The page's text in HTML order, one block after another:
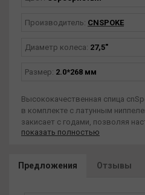
Производитель: CNSPOKE
Диаметр колеса: 27,5"
Размер: 2.0*268 мм
Высококачественная спица
в комплекте с латунным
закисает с годами, позволяя
колеса в случае
показать полностью
Предложения Отзывы